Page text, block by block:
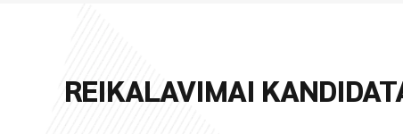
REIKALAVIMAI